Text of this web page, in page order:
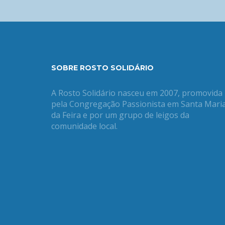
SOBRE ROSTO SOLIDÁRIO
A Rosto Solidário nasceu em 2007, promovida
pela Congregação Passionista em Santa
da Feira e por um grupo de leigos da
comunidade local.